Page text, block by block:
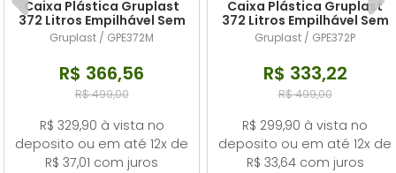
Caixa Plástica Gruplast
372 Litros Empilhável Sem
Tampa Marrom
Gruplast / GPE372M
R$ 366,56
R$ 499,00
R$ 329,90 à vista no
deposito ou em até 12x de
R$ 37,01 com juros
Caixa Plástica Gruplast
372 Litros Empilhável Sem
Tampa Preta
Gruplast / GPE372P
R$ 333,22
R$ 499,00
R$ 299,90 à vista no
deposito ou em até 12x de
R$ 33,64 com juros